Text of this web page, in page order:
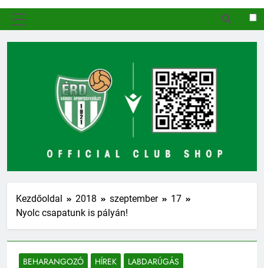
Kezdőoldal 2018 szeptember
17
Nyolc csapatunk is pályán!
BEHARANGOZÓ HÍREK
LABDARÚGÁS